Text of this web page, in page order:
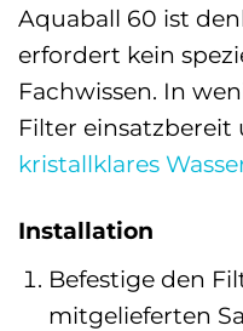
Aquaball 60 ist
erfordert kein
Fachwissen. In
Filter
kristallklares
Installation
Befestige den
mitgelieferten